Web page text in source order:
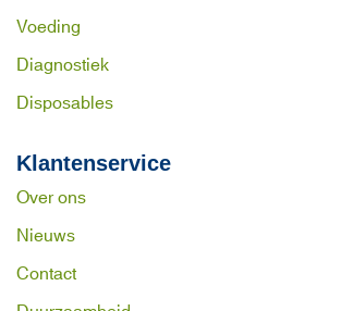
Klantenservice
Over ons
Nieuws
Contact
Voeding
Diagnostiek
Disposables